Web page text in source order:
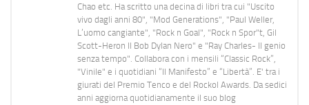
Chao etc. Ha scritto una decina di libri tra cui "Uscito
vivo dagli anni 80", "Mod Generations", "Paul Weller,
L’uomo cangiante", "Rock n Goal", "Rock n Spor"t, Gil
Scott-Heron Il Bob Dylan Nero" e "Ray Charles- Il genio
senza tempo". Collabora con i mensili “Classic Rock”,
"Vinile" e i quotidiani “Il Manifesto” e “Libertà”. E' tra i
giurati del Premio Tenco e del Rockol Awards. Da sedici
anni aggiorna quotidianamente il suo blog